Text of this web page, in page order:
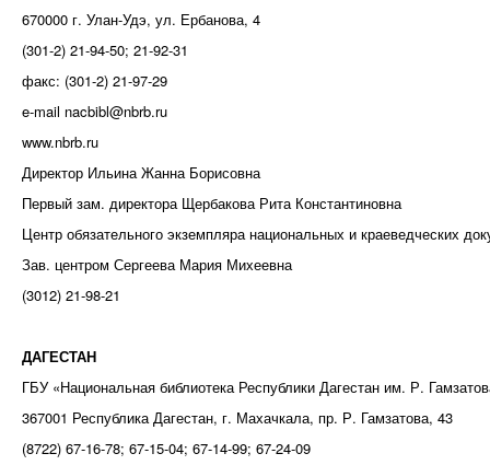
670000 г. Улан-Удэ, ул. Ербанова, 4
(301-2) 21-94-50; 21-92-31
факс: (301-2) 21-97-29
e-mail nacbibl@nbrb.ru
www.nbrb.ru
Директор Ильина Жанна Борисовна
Первый зам. директора Щербакова Рита Константиновна
Центр обязательного экземпляра национальных и краеведческих
Зав. центром Сергеева Мария Михеевна
(3012) 21-98-21
ДАГЕСТАН
ГБУ «Национальная библиотека Республики Дагестан им. Р.
367001 Республика Дагестан, г. Махачкала, пр. Р. Гамзатова, 43
(8722) 67-16-78; 67-15-04; 67-14-99; 67-24-09